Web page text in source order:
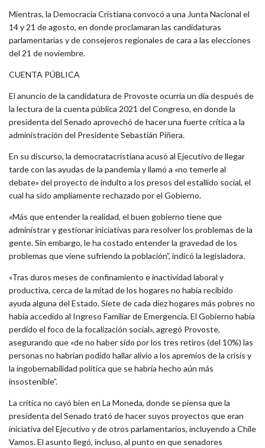
Mientras, la Democracia Cristiana convocó a una Junta Nacional el
14 y 21 de agosto, en donde proclamaran las candidaturas
parlamentarias y de consejeros regionales de cara a las elecciones
del 21 de noviembre.
CUENTA PÚBLICA
El anuncio de la candidatura de Provoste ocurría un día después de
la lectura de la cuenta pública 2021 del Congreso, en donde la
presidenta del Senado aprovechó de hacer una fuerte crítica a la
administración del Presidente Sebastián Piñera.
En su discurso, la democratacristiana acusó al Ejecutivo de llegar
tarde con las ayudas de la pandemia y llamó a «no temerle al
debate» del proyecto de indulto a los presos del estallido social, el
cual ha sido ampliamente rechazado por el Gobierno.
«Más que entender la realidad, el buen gobierno tiene que
administrar y gestionar iniciativas para resolver los problemas de la
gente. Sin embargo, le ha costado entender la gravedad de los
problemas que viene sufriendo la población”, indicó la legisladora.
«Tras duros meses de confinamiento e inactividad laboral y
productiva, cerca de la mitad de los hogares no había recibido
ayuda alguna del Estado. Siete de cada diez hogares más pobres no
había accedido al Ingreso Familiar de Emergencia. El Gobierno había
perdido el foco de la focalización social», agregó Provoste,
asegurando que «de no haber sido por los tres retiros (del 10%) las
personas no habrían podido hallar alivio a los apremios de la crisis y
la ingobernabilidad política que se habría hecho aún más
insostenible”.
La crítica no cayó bien en La Moneda, donde se piensa que la
presidenta del Senado trató de hacer suyos proyectos que eran
iniciativa del Ejecutivo y de otros parlamentarios, incluyendo a Chile
Vamos. El asunto llegó, incluso, al punto en que senadores